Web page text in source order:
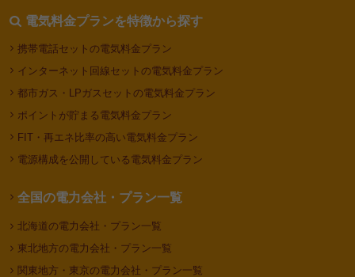
電気料金プランを特徴から探す
携帯電話セットの電気料金プラン
インターネット回線セットの電気料金プラン
都市ガス・LPガスセットの電気料金プラン
ポイントが貯まる電気料金プラン
FIT・再エネ比率の高い電気料金プラン
電源構成を公開している電気料金プラン
全国の電力会社・プラン一覧
北海道の電力会社・プラン一覧
東北地方の電力会社・プラン一覧
関東地方・東京の電力会社・プラン一覧